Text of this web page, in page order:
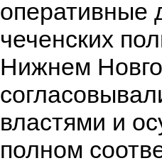
оперативные
чеченских
Нижнем
властями и
полном